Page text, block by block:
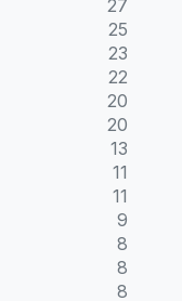
27
25
23
22
20
20
13
11
11
9
8
8
8